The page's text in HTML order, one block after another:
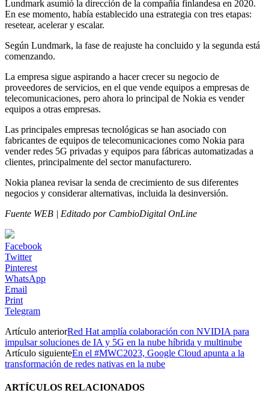
Lundmark asumió la dirección de la compañía finlandesa en 2020.
En ese momento, había establecido una estrategia con tres etapas:
resetear, acelerar y escalar.
Según Lundmark, la fase de reajuste ha concluido y la segunda está
comenzando.
La empresa sigue aspirando a hacer crecer su negocio de
proveedores de servicios, en el que vende equipos a empresas de
telecomunicaciones, pero ahora lo principal de Nokia es vender
equipos a otras empresas.
Las principales empresas tecnológicas se han asociado con
fabricantes de equipos de telecomunicaciones como Nokia para
vender redes 5G privadas y equipos para fábricas automatizadas a
clientes, principalmente del sector manufacturero.
Nokia planea revisar la senda de crecimiento de sus diferentes
negocios y considerar alternativas, incluida la desinversión.
Fuente WEB | Editado por CambioDigital OnLine
Facebook
Twitter
Pinterest
WhatsApp
Email
Print
Telegram
Artículo anteriorRed Hat amplía colaboración con NVIDIA para
impulsar soluciones de IA y 5G en la nube híbrida y multinube
Artículo siguienteEn el #MWC2023, Google Cloud apunta a la
transformación de redes nativas en la nube
ARTÍCULOS RELACIONADOS